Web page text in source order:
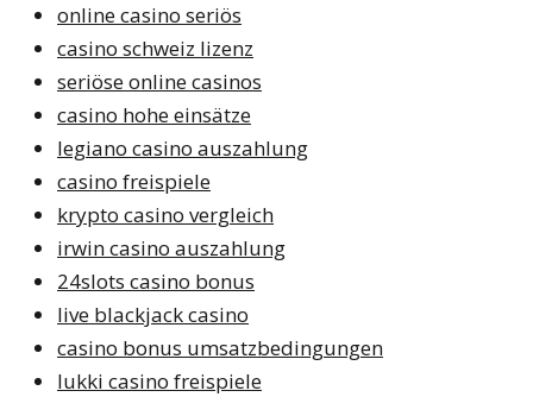
online casino seriös
casino schweiz lizenz
seriöse online casinos
casino hohe einsätze
legiano casino auszahlung
casino freispiele
krypto casino vergleich
irwin casino auszahlung
24slots casino bonus
live blackjack casino
casino bonus umsatzbedingungen
lukki casino freispiele